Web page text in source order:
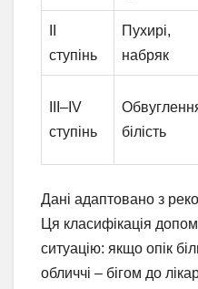
ступінь
Пухирі,
набряк
III–IV
ступінь
білість
Дані адаптовано з
Ця класифікація
ситуацію: якщо опік
обличчі – бігом до